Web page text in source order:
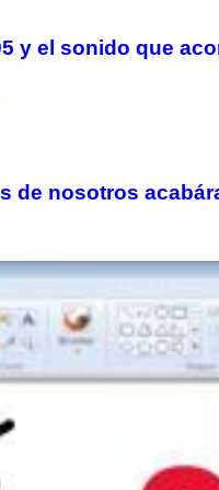
y el sonido que
de nosotros